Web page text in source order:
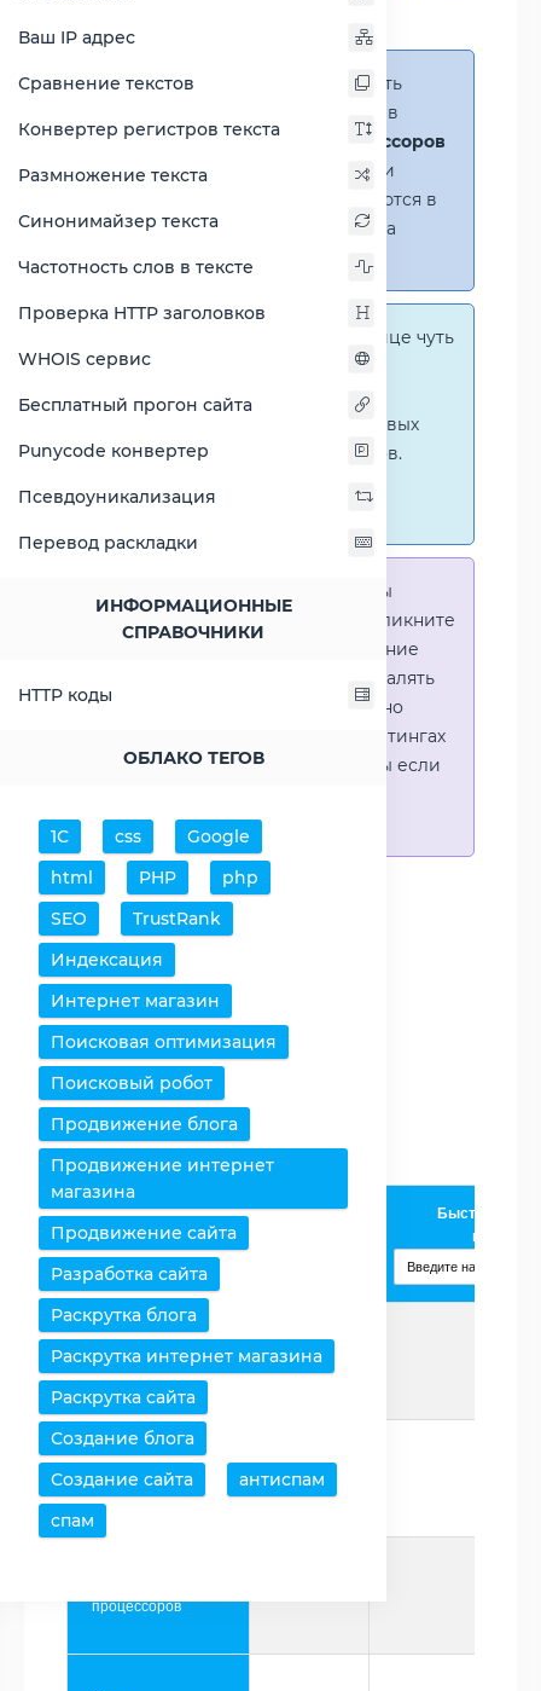
Ваш IP адрес
Сравнение текстов
Конвертер регистров текста
Размножение текста
Синонимайзер текста
Частотность слов в тексте
Проверка HTTP заголовков
WHOIS сервис
Бесплатный прогон сайта
Punycode конвертер
Псевдоуникализация
Перевод раскладки
ИНФОРМАЦИОННЫЕ
СПРАВОЧНИКИ
HTTP коды
ОБЛАКО ТЕГОВ
1С css
Google
html
PHP
php
SEO
TrustRank
Индексация
Интернет магазин
Поисковая оптимизация
Поисковый робот
Продвижение блога
Продвижение интернет
магазина
Продвижение сайта
Разработка сайта
Раскрутка блога
Раскрутка интернет магазина
Раскрутка сайта
Создание блога
Создание сайта
антиспам
спам
Справка:
Можно добавить
несколько процессоров в
сравнение(до 14 процессоров
в таблице)
. В случае если
процессоры не помещаются в
таблицу, появится полоса
На этой странице чуть
графические сравнения
количественных и числовых
параметров процессоров.
сравнениям.
Для того что-бы
выделить процессор - кликните
на его название. Выделение
позволяет выборочно удалять
процессоры или наглядно
видеть результаты в рейтингах
(Во избежении путаницы если
процессоров)
Добавить процессоры
Очистить таблицу
Снять все выделения
Оставить только
выбранное
Удалить выбранное
Процессоры /
Характеристики
Intel Xeon
Быстрое
Страница Подробнее
Производитель Intel
процессоров